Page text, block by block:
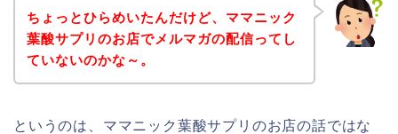
ちょっとひらめいたんだけど、ママニック
葉酸サプリのお店でメルマガの配信ってし
ていないのかな～。
というのは、ママニック葉酸サプリのお店の話ではな